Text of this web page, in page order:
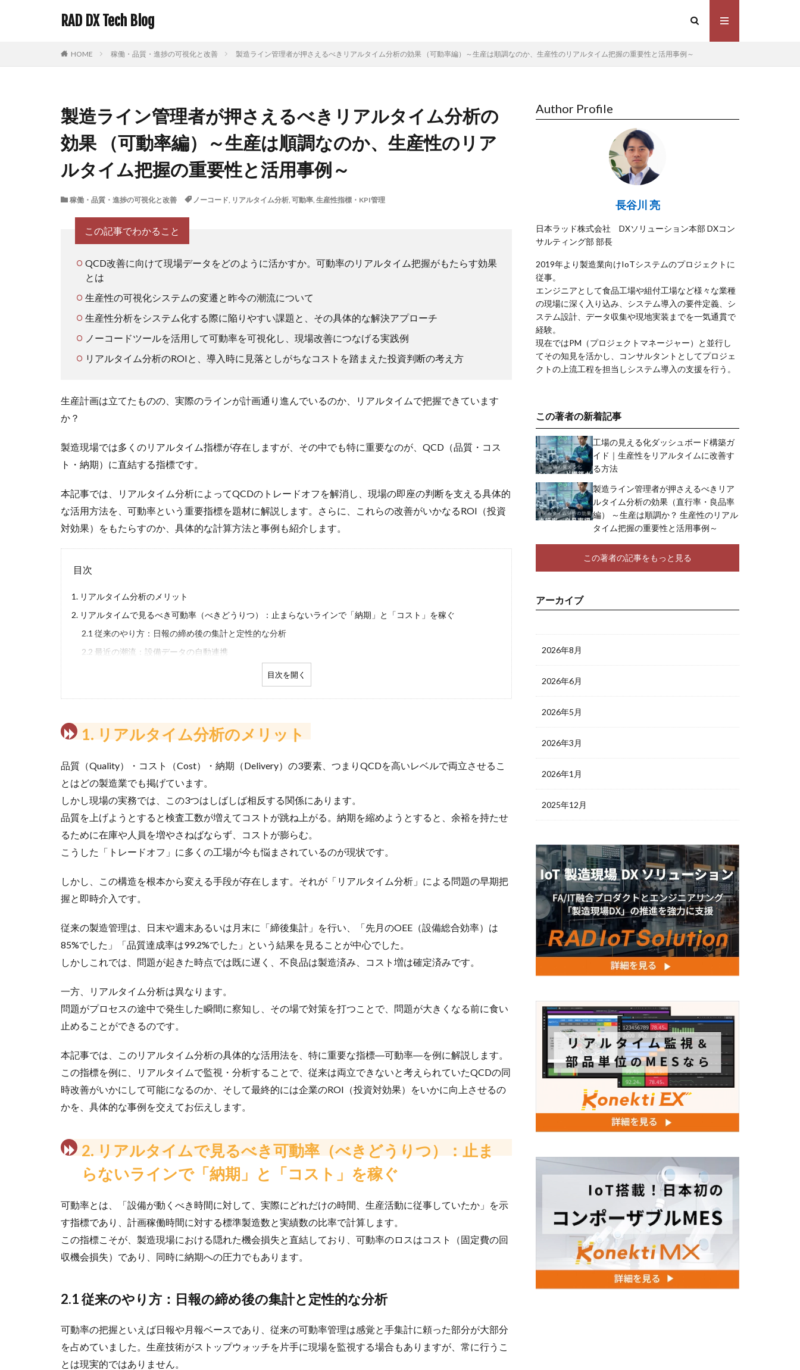
RAD DX Tech Blog
HOME 稼働・品質・進捗の可視化と改善 製造ライン管理者が押さえるべきリアルタイム分析の効果 （可動率編）～生産は順調なのか、生産性のリアルタイム把握の重要性と活用事例～
製造ライン管理者が押さえるべきリアルタイム分析の
効果 （可動率編）～生産は順調なのか、生産性のリア
ルタイム把握の重要性と活用事例～
稼働・品質・進捗の可視化と改善 ノーコード, リアルタイム分析, 可動率, 生産性指標・KPI管理
この記事でわかること
QCD改善に向けて現場データをどのように活かすか。可動率のリアルタイム把握がもたらす効果
とは
生産性の可視化システムの変遷と昨今の潮流について
生産性分析をシステム化する際に陥りやすい課題と、その具体的な解決アプローチ
ノーコードツールを活用して可動率を可視化し、現場改善につなげる実践例
リアルタイム分析のROIと、導入時に見落としがちなコストを踏まえた投資判断の考え方
生産計画は立てたものの、実際のラインが計画通り進んでいるのか、リアルタイムで把握できています
か？
製造現場では多くのリアルタイム指標が存在しますが、その中でも特に重要なのが、QCD（品質・コス
ト・納期）に直結する指標です。
本記事では、リアルタイム分析によってQCDのトレードオフを解消し、現場の即座の判断を支える具体的
な活用方法を、可動率という重要指標を題材に解説します。さらに、これらの改善がいかなるROI（投資
対効果）をもたらすのか、具体的な計算方法と事例も紹介します。
目次
1. リアルタイム分析のメリット
2. リアルタイムで見るべき可動率（べきどうりつ）：止まらないラインで「納期」と「コスト」を稼ぐ
2.1 従来のやり方​：日報の締め後の集計と定性的な分析
2.2 最近の潮流：設備データの自動連携
3. 可動率のシステム化の懸念点と、その解決策（事例あり）
3.1 誰もがはまる、この仕組みをシステム化する場合の落とし穴
3.3 ノーコードツール「KonektiEX」を用いた可動率の可視化の事例をご紹介
4. リアルタイム分析の投資対効果（ROI）とROIを考えるときに見落とされがちなコスト
5. 結論：リアルタイム分析ツール導入の真の意義
目次を開く
1. リアルタイム分析のメリット
品質（Quality）・コスト（Cost）・納期（Delivery）の3要素、つまりQCDを高いレベルで両立させるこ
とはどの製造業でも掲げています。
しかし現場の実務では、この3つはしばしば相反する関係にあります。
品質を上げようとすると検査工数が増えてコストが跳ね上がる。納期を縮めようとすると、余裕を持たせ
るために在庫や人員を増やさねばならず、コストが膨らむ。
こうした「トレードオフ」に多くの工場が今も悩まされているのが現状です。
しかし、この構造を根本から変える手段が存在します。それが「リアルタイム分析」による問題の早期把
握と即時介入です。
従来の製造管理は、日末や週末あるいは月末に「締後集計」を行い、「先月のOEE（設備総合効率）は
85%でした」「品質達成率は99.2%でした」という結果を見ることが中心でした。
しかしこれでは、問題が起きた時点では既に遅く、不良品は製造済み、コスト増は確定済みです。
一方、リアルタイム分析は異なります。
問題がプロセスの途中で発生した瞬間に察知し、その場で対策を打つことで、問題が大きくなる前に食い
止めることができるのです。
本記事では、このリアルタイム分析の具体的な活用法を、特に重要な指標―可動率―を例に解説します。
この指標を例に、リアルタイムで監視・分析することで、従来は両立できないと考えられていたQCDの同
時改善がいかにして可能になるのか、そして最終的には企業のROI（投資対効果）をいかに向上させるの
かを、具体的な事例を交えてお伝えします。
2. リアルタイムで見るべき可動率（べきどうりつ）：止ま
らないラインで「納期」と「コスト」を稼ぐ
可動率とは、「設備が動くべき時間に対して、実際にどれだけの時間、生産活動に従事していたか」を示
す指標であり、計画稼働時間に対する標準製造数と実績数の比率で計算します。
この指標こそが、製造現場における隠れた機会損失と直結しており、可動率のロスはコスト（固定費の回
収機会損失）であり、同時に納期への圧力でもあります。
2.1 従来のやり方​：日報の締め後の集計と定性的な分析
可動率の把握といえば日報や月報ベースであり、従来の可動率管理は感覚と手集計に頼った部分が大部分
を占めていました。生産技術がストップウォッチを片手に現場を監視する場合もありますが、常に行うこ
とは現実的ではありません。
Author Profile
長谷川 亮
日本ラッド株式会社 DXソリューション本部 DXコン
サルティング部 部長
2019年より製造業向けIoTシステムのプロジェクトに
従事。
エンジニアとして食品工場や組付工場など様々な業種
の現場に深く入り込み、システム導入の要件定義、シ
ステム設計、データ収集や現地実装までを一気通貫で
経験。
現在ではPM（プロジェクトマネージャー）と並行し
てその知見を活かし、コンサルタントとしてプロジェ
クトの上流工程を担当しシステム導入の支援を行う。
この著者の新着記事
工場の見える化ダッシュボード構築ガ
イド｜生産性をリアルタイムに改善す
る方法
製造ライン管理者が押さえるべきリア
ルタイム分析の効果（直行率・良品率
編） ～生産は順調か？ 生産性のリアル
タイム把握の重要性と活用事例～
この著者の記事をもっと見る
アーカイブ
2026年8月
2026年6月
2026年5月
2026年3月
2026年1月
2025年12月